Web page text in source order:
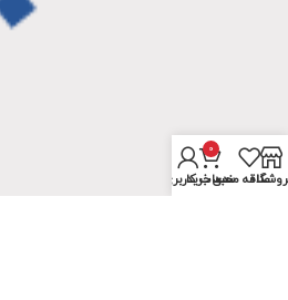
علاقه مندی
0
سبد خرید
حساب کاربری من